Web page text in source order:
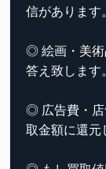
信があります
◎ 絵画・美術
答え致します
◎ 広告費・店
取金額に還元